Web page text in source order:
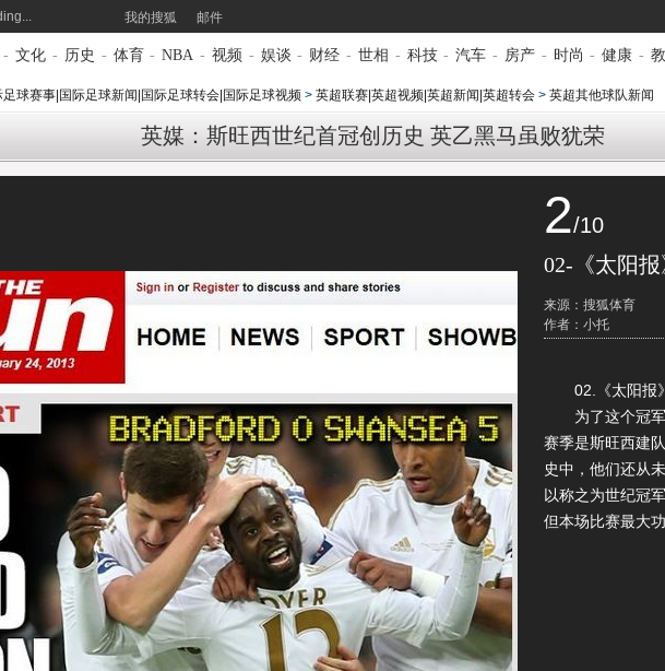
我的搜狐 邮件
- 文化 - 历史 - 体育 - NBA - 视频 - 娱谈 - 财经 - 世相 - 科技 - 汽车 - 房产 - 时尚 - 健康 -
足球赛事|国际足球新闻|国际足球转会|国际足球视频 > 英超联赛|英超视频|英超新闻|英超转会 > 英超其他球队新闻
英媒：斯旺西世纪首冠创历史 英乙黑马虽败犹荣
2/10
02-《太阳报
来源：搜狐体育
作者：小托
02.《太阳报》
为了这个冠军
赛季是斯旺西建
史中，他们还从
以称之为世纪冠
但本场比赛最大